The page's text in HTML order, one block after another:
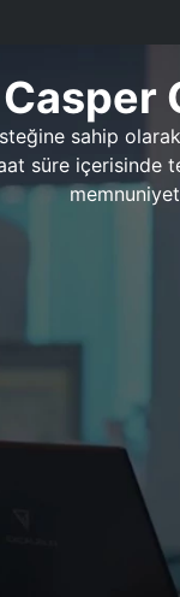
Casper
sahip
süre